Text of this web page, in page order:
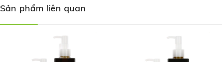
cho hầu hết các loại cây thủy sinh.
Sản phẩm liên quan